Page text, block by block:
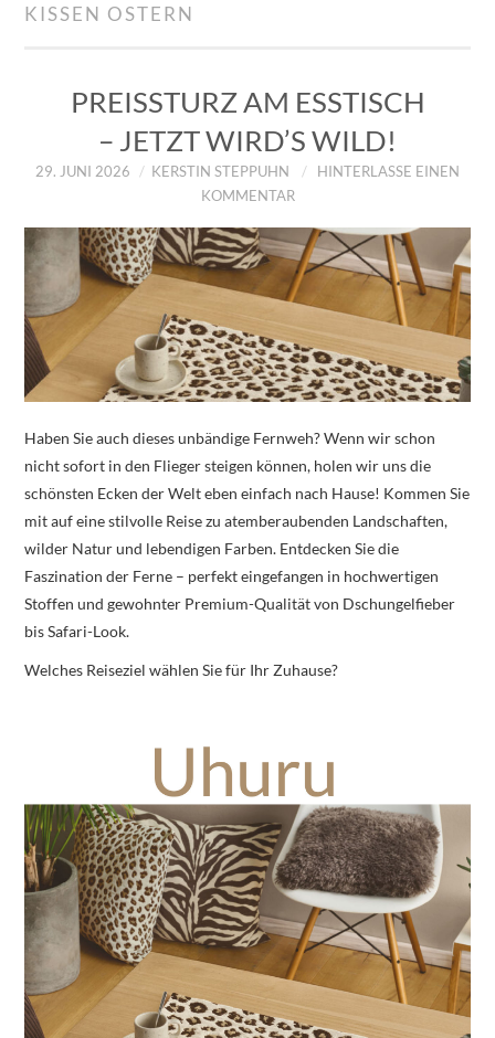
ÜBER UNS
ZUM SHOP
DATENSCHUTZERKLÄRUNG
KISSEN OSTERN
PREISSTURZ AM ESSTISCH
– JETZT WIRD’S WILD!
29. JUNI 2026 KERSTIN STEPPUHN
HINTERLASSE EINEN
KOMMENTAR
Haben Sie auch dieses unbändige Fernweh? Wenn wir schon
nicht sofort in den Flieger steigen können, holen wir uns die
schönsten Ecken der Welt eben einfach nach Hause! Kommen Sie
mit auf eine stilvolle Reise zu atemberaubenden Landschaften,
wilder Natur und lebendigen Farben. Entdecken Sie die
Faszination der Ferne – perfekt eingefangen in hochwertigen
Stoffen und gewohnter Premium-Qualität von Dschungelfieber
bis Safari-Look.
Welches Reiseziel wählen Sie für Ihr Zuhause?